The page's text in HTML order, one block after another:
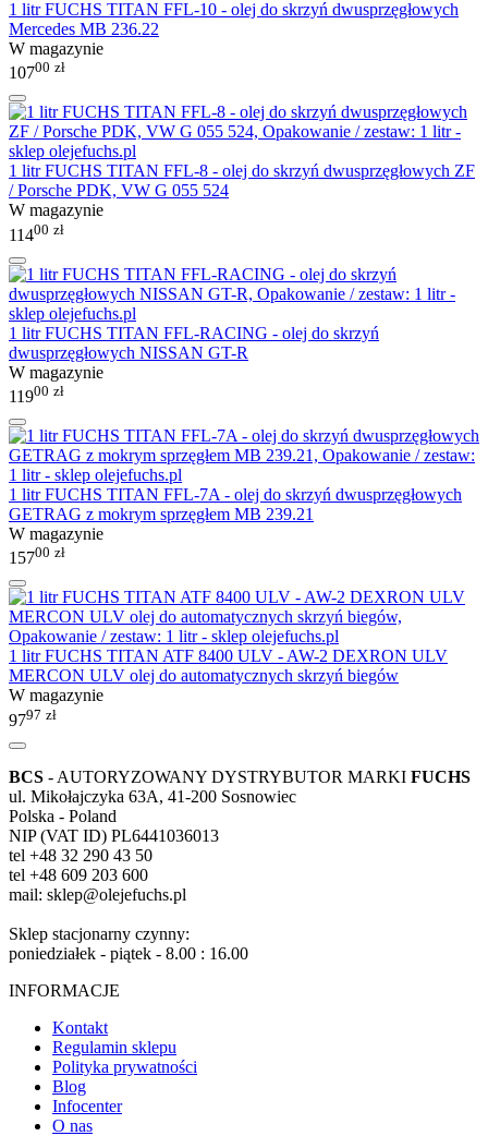
1 litr FUCHS TITAN FFL-10 - olej do skrzyń dwusprzęgłowych
Mercedes MB 236.22
W magazynie
10700 zł
1 litr FUCHS TITAN FFL-8 - olej do skrzyń dwusprzęgłowych ZF
/ Porsche PDK, VW G 055 524
W magazynie
11400 zł
1 litr FUCHS TITAN FFL-RACING - olej do skrzyń
dwusprzęgłowych NISSAN GT-R
W magazynie
11900 zł
1 litr FUCHS TITAN FFL-7A - olej do skrzyń dwusprzęgłowych
GETRAG z mokrym sprzęgłem MB 239.21
W magazynie
15700 zł
1 litr FUCHS TITAN ATF 8400 ULV - AW-2 DEXRON ULV
MERCON ULV olej do automatycznych skrzyń biegów
W magazynie
9797 zł
BCS - AUTORYZOWANY DYSTRYBUTOR MARKI FUCHS
ul. Mikołajczyka 63A, 41-200 Sosnowiec
Polska - Poland
NIP (VAT ID) PL6441036013
tel +48 32 290 43 50
tel +48 609 203 600
mail: sklep@olejefuchs.pl
Sklep stacjonarny czynny:
poniedziałek - piątek - 8.00 : 16.00
INFORMACJE
Kontakt
Regulamin sklepu
Polityka prywatności
Blog
Infocenter
O nas